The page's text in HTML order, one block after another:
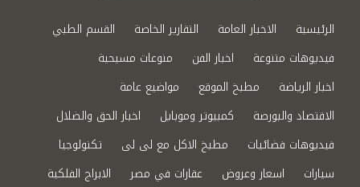
الرئيسية الاخبار العامة التقارير الخاصة
القسم الطبي
فيديوهات متنوعة
اخبار الفن
منوعات مسيحية
اخبار الرياضة
مطبخ الموقع
مواضيع عامة
الاقتصاد والبورصة
كمبيوتر وموبايل
اخبار الحق والضلال
فيديوهات فضائيات
مطبخ الاكل مع لى لى
تكنولوجيا
سيارات
اسعار وعروض عقارات في مصر الابراج الفلكية